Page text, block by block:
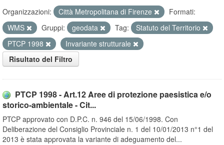
Organizzazioni: Città Metropolitana di Firenze
Formati:
WMS
Gruppi: geodata Tag:
Statuto del Territorio
PTCP 1998
Invariante strutturale
Risultato del Filtro
PTCP 1998 - Art.12 Aree di protezione paesistica e/o
storico-ambientale - Cit...
PTCP approvato con D.P.C. n. 946 del 15/06/1998. Con
Deliberazione del Consiglio Provinciale n. 1 del 10/01/2013 n°1 del
2013 è stata approvata la variante di adeguamento del...